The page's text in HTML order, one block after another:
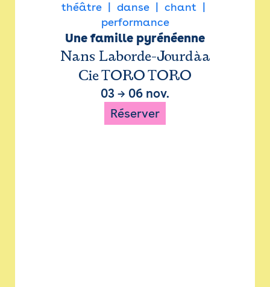
théâtre danse
chant
performance
Une famille pyrénéenne
Nans Laborde-Jourdàa
Cie TORO TORO
03 → 06 nov.
Réserver